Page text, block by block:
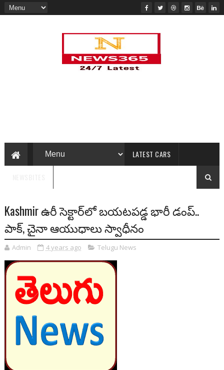
LATEST CARS
Kashmir ఉరీ సెక్టార్‌లో బయటపడ్డ భారీ డంప్..
పాక్, చైనా ఆయుధాలు స్వాధీనం
Admin 4 years ago Telugu News